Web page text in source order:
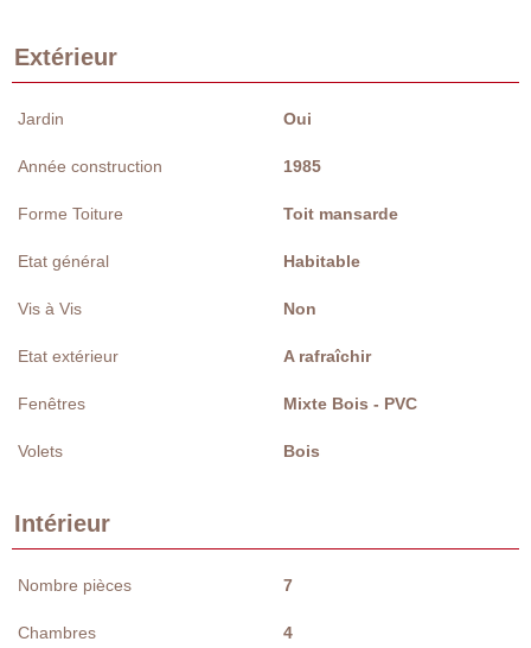
Extérieur
Jardin Oui
Année construction 1985
Forme Toiture Toit mansarde
Etat général Habitable
Vis à Vis Non
Etat extérieur A rafraîchir
Fenêtres Mixte Bois - PVC
Volets Bois
Intérieur
Nombre pièces 7
Chambres 4